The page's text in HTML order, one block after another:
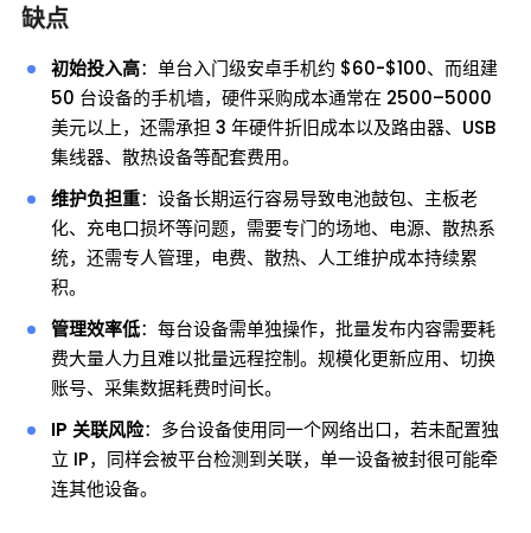
缺点
初始投入高：单台入门级安卓手机约 $60-$100、而组建
50 台设备的手机墙，硬件采购成本通常在 2500–5000
美元以上，还需承担 3 年硬件折旧成本以及路由器、USB
集线器、散热设备等配套费用。
维护负担重：设备长期运行容易导致电池鼓包、主板老
化、充电口损坏等问题，需要专门的场地、电源、散热系
统，还需专人管理，电费、散热、人工维护成本持续累
积。
管理效率低：每台设备需单独操作，批量发布内容需要耗
费大量人力且难以批量远程控制。规模化更新应用、切换
账号、采集数据耗费时间长。
IP 关联风险：多台设备使用同一个网络出口，若未配置独
立 IP，同样会被平台检测到关联，单一设备被封很可能牵
连其他设备。